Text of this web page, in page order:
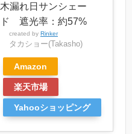
木漏れ日サンシェー
ド 遮光率：約57%
created by Rinker
タカショー(Takasho)
Amazon
楽天市場
Yahooショッピング